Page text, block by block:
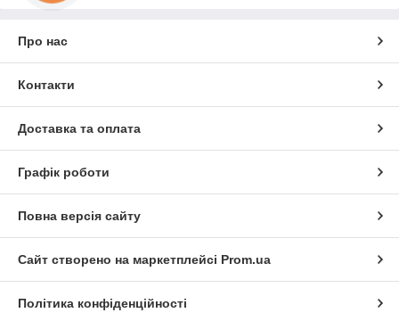
Про нас
Контакти
Доставка та оплата
Графік роботи
Повна версія сайту
Сайт створено на маркетплейсі Prom.ua
Політика конфіденційності